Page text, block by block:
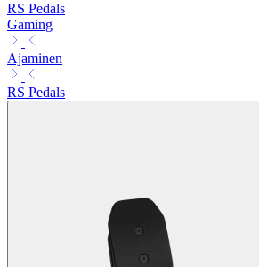
RS Pedals
Gaming
Ajaminen
RS Pedals